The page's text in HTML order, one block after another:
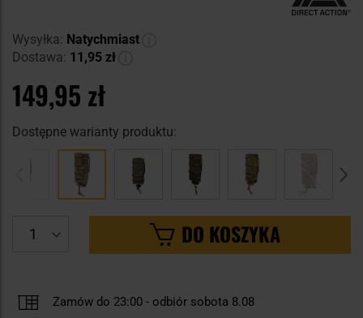
Wysyłka: Natychmiast
Dostawa: 11,95 zł
149,95 zł
Dostępne warianty produktu:
DO KOSZYKA
Zamów do 23:00 - odbiór sobota 8.08